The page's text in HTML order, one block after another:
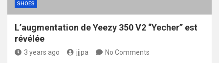
SHOES
L’augmentation de Yeezy 350 V2 “Yecher” est
révélée
3 years ago jjjpa No Comments